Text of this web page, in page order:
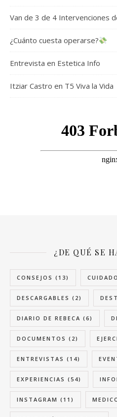
Van de 3 de 4 Intervenciones
¿Cuánto cuesta operarse?
Entrevista en Estetica Info
Itziar Castro en T5 Viva la Vida
¿DE QUÉ SE
CONSEJOS (13)
DESCARGABLES (2)
DIARIO DE REBECA (6)
DOCUMENTOS (2)
ENTREVISTAS (14)
EXPERIENCIAS (54)
INSTAGRAM (11)